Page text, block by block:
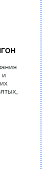
и